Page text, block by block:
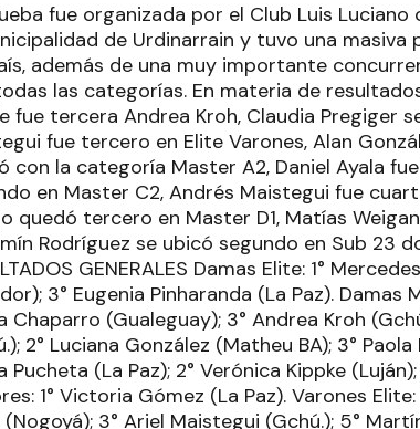
fue organizada por el Club Luis
de Urdinarrain y tuvo una
además de una muy importante
las categorías. En materia de
fue tercera Andrea Kroh, Claudia Pregiger
fue tercero en Elite Varones, Alan
con la categoría Master A2, Daniel Ayala
en Master C2, Andrés Maistegui fue
quedó tercero en Master D1, Matías
Rodríguez se ubicó segundo en Sub 23
GENERALES Damas Elite: 1°
3° Eugenia Pinharanda (La Paz). Damas
Chaparro (Gualeguay); 3° Andrea Kroh
2° Luciana González (Matheu BA); 3°
Pucheta (La Paz); 2° Verónica Kippke
1° Victoria Gómez (La Paz). Varones
(Nogoyá); 3° Ariel Maistegui (Gchú.); 5°